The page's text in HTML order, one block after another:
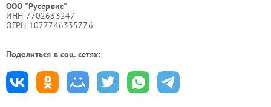
ООО "Русервис"
ИНН 7702633247
ОГРН 1077746335776
Поделиться в соц. сетях: